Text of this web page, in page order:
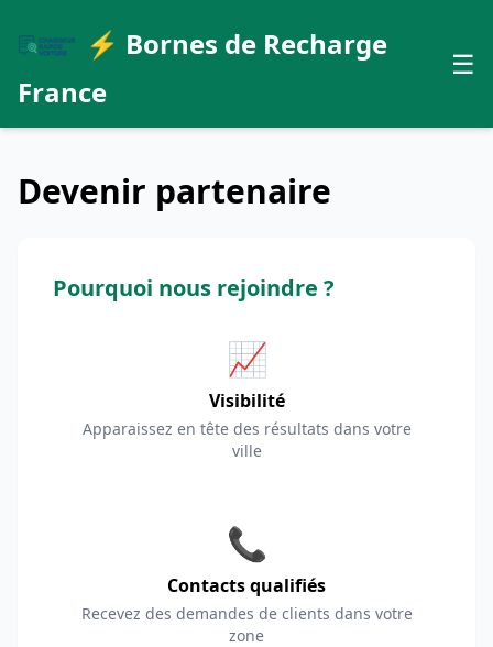
⚡ Bornes de Recharge
France
☰
Devenir partenaire
Pourquoi nous rejoindre ?
📈
Visibilité
Apparaissez en tête des résultats dans votre
ville
📞
Contacts qualifiés
Recevez des demandes de clients dans votre
zone